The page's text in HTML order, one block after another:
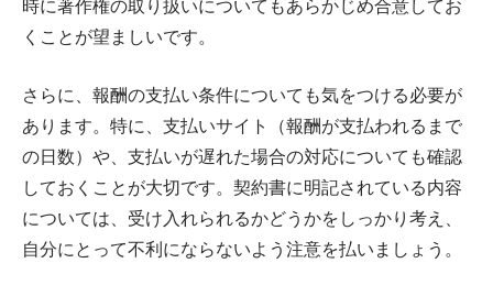
時に著作権の取り扱いについてもあらかじめ合意してお
くことが望ましいです。
さらに、報酬の支払い条件についても気をつける必要が
あります。特に、支払いサイト（報酬が支払われるまで
の日数）や、支払いが遅れた場合の対応についても確認
しておくことが大切です。契約書に明記されている内容
については、受け入れられるかどうかをしっかり考え、
自分にとって不利にならないよう注意を払いましょう。